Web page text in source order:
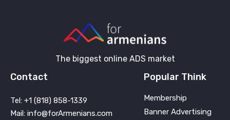
The biggest online ADS market
Contact
Tel: +1 (818) 858-1339
Mail: info@forArmenians.com
Popular Think
Membership
Banner Advertising